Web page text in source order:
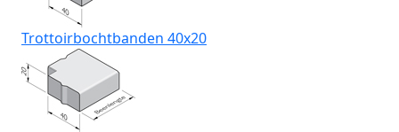
Trottoirbochtbanden 40x20